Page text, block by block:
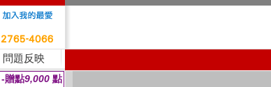
問題反映
-贈點9,000 點